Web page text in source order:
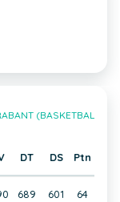
(BASKETBAL
DT DS Ptn
689 601 64